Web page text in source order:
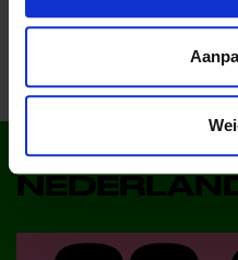
WIST JE